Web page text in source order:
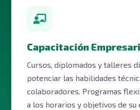
Capacitación
Cursos, diplomados y talleres
potenciar las habilidades
colaboradores. Programas
a los horarios y objetivos de su